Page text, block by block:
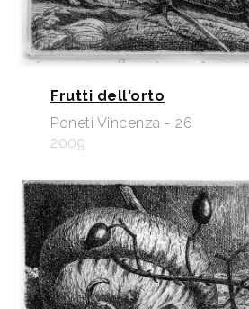
Frutti dell'orto
Poneti Vincenza - 26
2009